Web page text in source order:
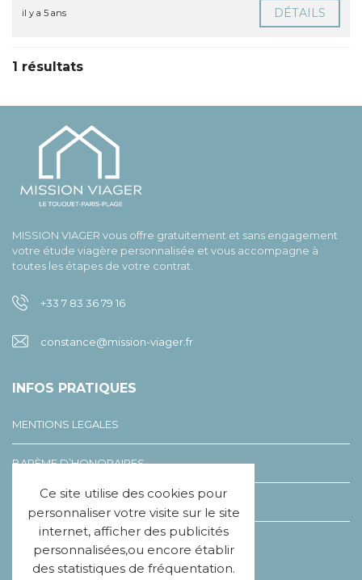
il y a 5 ans DÉTAILS
1 résultats
MISSION VIAGER vous offre gratuitement et sans engagement
votre étude viagère personnalisée et vous accompagne à
toutes les étapes de votre contrat.
+33 7 83 36 79 16
constance@mission-viager.fr
INFOS PRATIQUES
MENTIONS LEGALES
BARÈME D’HONORAIRES
LEXIQUE DU VIAGER
CHARTE ÉTHIQUE
Ce site utilise des cookies pour
personnaliser votre visite sur le site
internet, afficher des publicités
personnalisées,ou encore établir
des statistiques de fréquentation.